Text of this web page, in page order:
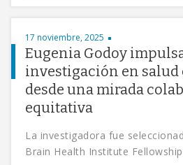
17 noviembre, 2025
Eugenia Godoy
investigación en salud
desde una mirada
equitativa
La investigadora fue
Brain Health Institute